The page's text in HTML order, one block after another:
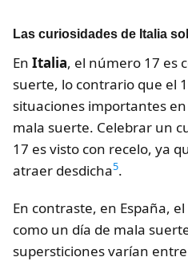
Las curiosidades de Italia
En Italia, el número 17 es
suerte, lo contrario que el
situaciones importantes
mala suerte. Celebrar un
17 es visto con recelo, ya
atraer desdicha5.
En contraste, en España,
como un día de mala
supersticiones varían